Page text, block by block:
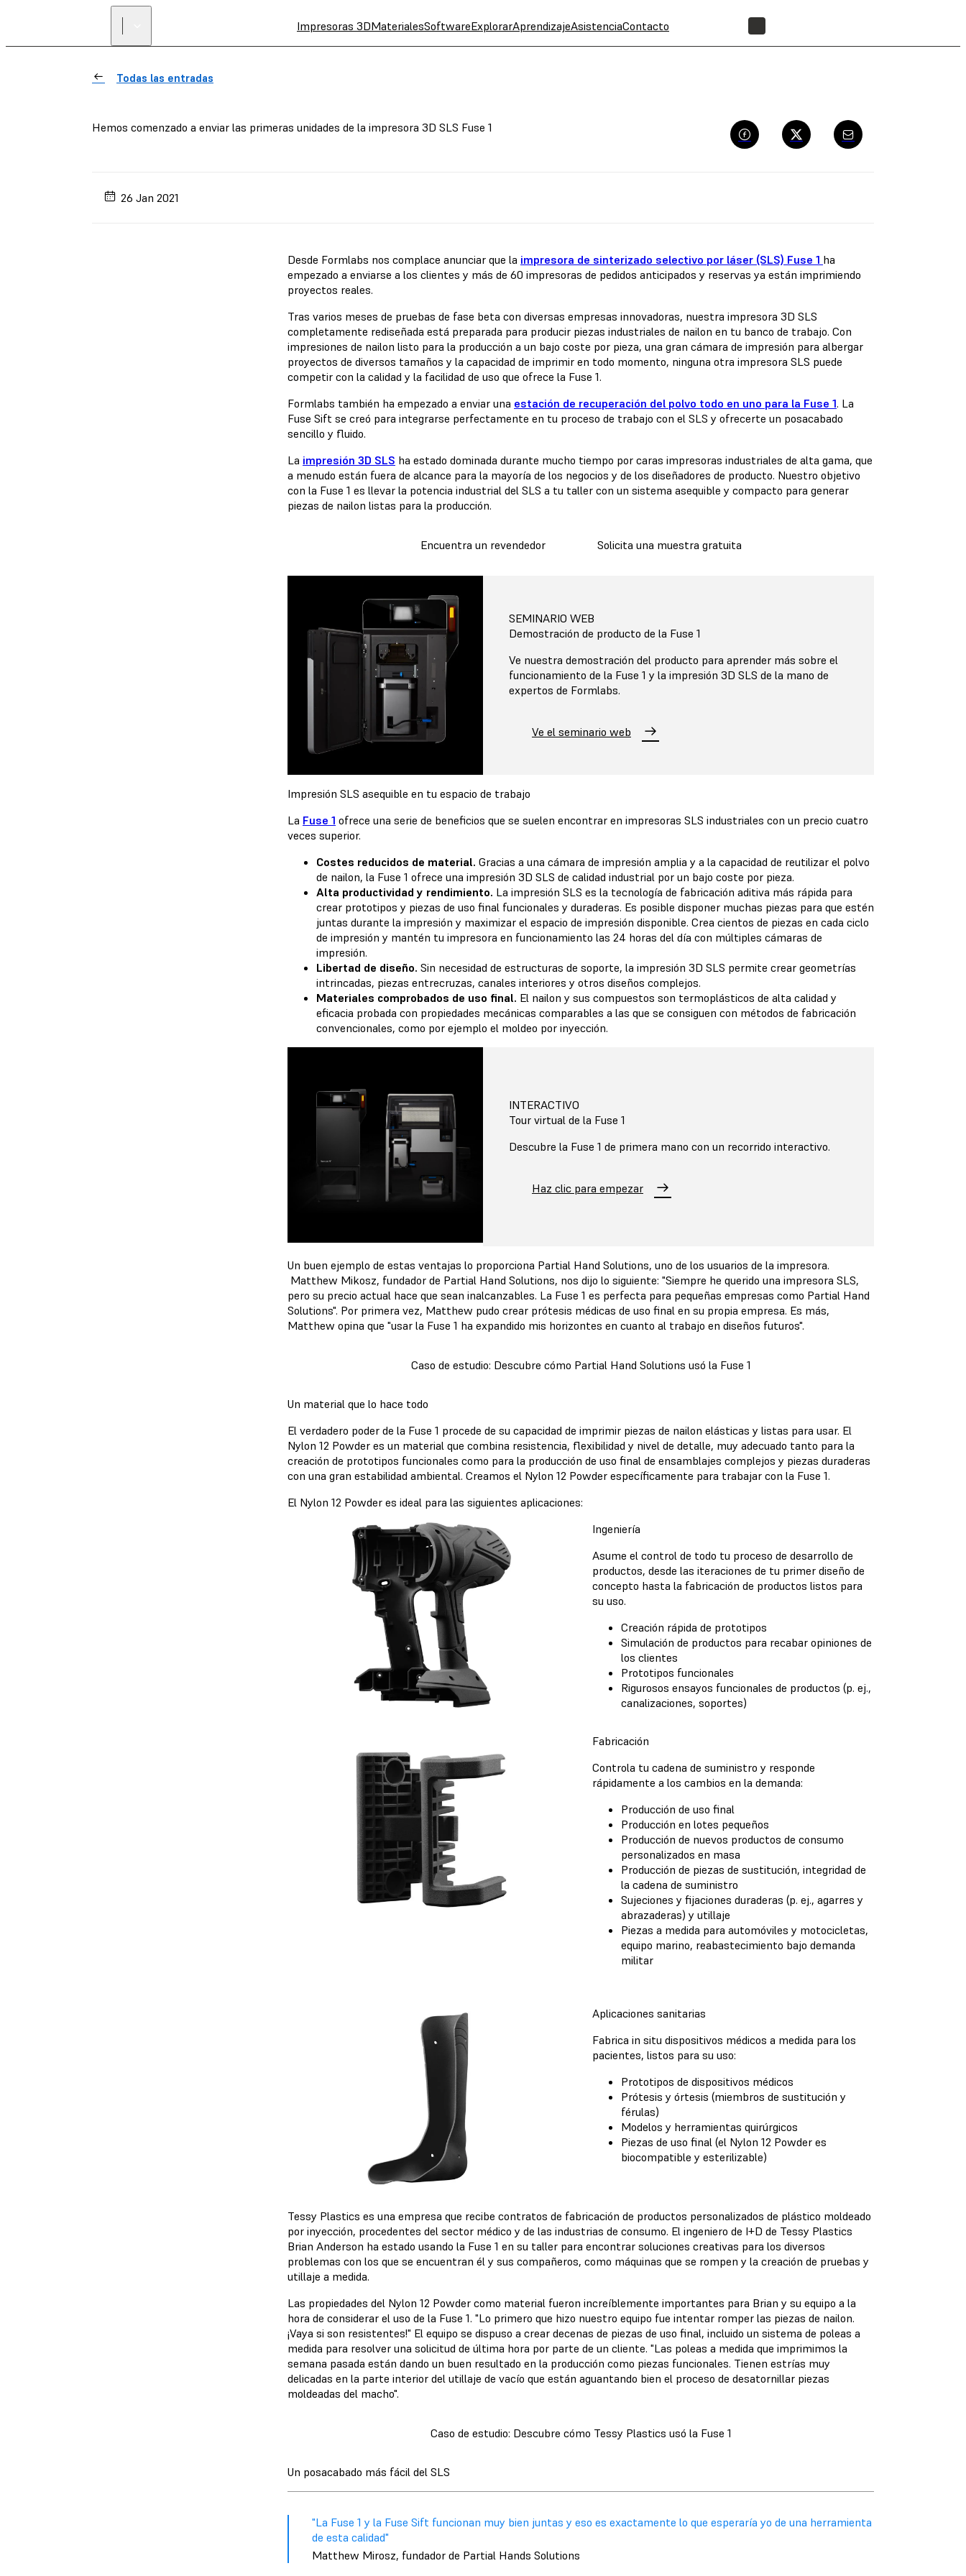
Impresoras 3DMaterialesSoftwareExplorarAprendizajeAsistenciaContacto
Todas las entradas
Hemos comenzado a enviar las primeras unidades de la impresora 3D SLS Fuse 1
26 Jan 2021
Desde Formlabs nos complace anunciar que la impresora de sinterizado selectivo por láser (SLS) Fuse 1 ha
empezado a enviarse a los clientes y más de 60 impresoras de pedidos anticipados y reservas ya están imprimiendo
proyectos reales.
Tras varios meses de pruebas de fase beta con diversas empresas innovadoras, nuestra impresora 3D SLS
completamente rediseñada está preparada para producir piezas industriales de nailon en tu banco de trabajo. Con
impresiones de nailon listo para la producción a un bajo coste por pieza, una gran cámara de impresión para albergar
proyectos de diversos tamaños y la capacidad de imprimir en todo momento, ninguna otra impresora SLS puede
competir con la calidad y la facilidad de uso que ofrece la Fuse 1.
Formlabs también ha empezado a enviar una estación de recuperación del polvo todo en uno para la Fuse 1. La
Fuse Sift se creó para integrarse perfectamente en tu proceso de trabajo con el SLS y ofrecerte un posacabado
sencillo y fluido.
La impresión 3D SLS ha estado dominada durante mucho tiempo por caras impresoras industriales de alta gama, que
a menudo están fuera de alcance para la mayoría de los negocios y de los diseñadores de producto. Nuestro objetivo
con la Fuse 1 es llevar la potencia industrial del SLS a tu taller con un sistema asequible y compacto para generar
piezas de nailon listas para la producción.
Encuentra un revendedor Solicita una muestra gratuita
SEMINARIO WEB
Demostración de producto de la Fuse 1
Ve nuestra demostración del producto para aprender más sobre el
funcionamiento de la Fuse 1 y la impresión 3D SLS de la mano de
expertos de Formlabs.
Ve el seminario web
Impresión SLS asequible en tu espacio de trabajo
La Fuse 1 ofrece una serie de beneficios que se suelen encontrar en impresoras SLS industriales con un precio cuatro
veces superior.
Costes reducidos de material. Gracias a una cámara de impresión amplia y a la capacidad de reutilizar el polvo
de nailon, la Fuse 1 ofrece una impresión 3D SLS de calidad industrial por un bajo coste por pieza.
Alta productividad y rendimiento. La impresión SLS es la tecnología de fabricación aditiva más rápida para
crear prototipos y piezas de uso final funcionales y duraderas. Es posible disponer muchas piezas para que estén
juntas durante la impresión y maximizar el espacio de impresión disponible. Crea cientos de piezas en cada ciclo
de impresión y mantén tu impresora en funcionamiento las 24 horas del día con múltiples cámaras de
impresión.
Libertad de diseño. Sin necesidad de estructuras de soporte, la impresión 3D SLS permite crear geometrías
intrincadas, piezas entrecruzas, canales interiores y otros diseños complejos.
Materiales comprobados de uso final. El nailon y sus compuestos son termoplásticos de alta calidad y
eficacia probada con propiedades mecánicas comparables a las que se consiguen con métodos de fabricación
convencionales, como por ejemplo el moldeo por inyección.
INTERACTIVO
Tour virtual de la Fuse 1
Descubre la Fuse 1 de primera mano con un recorrido interactivo.
Haz clic para empezar
Un buen ejemplo de estas ventajas lo proporciona Partial Hand Solutions, uno de los usuarios de la impresora.
Matthew Mikosz, fundador de Partial Hand Solutions, nos dijo lo siguiente: "Siempre he querido una impresora SLS,
pero su precio actual hace que sean inalcanzables. La Fuse 1 es perfecta para pequeñas empresas como Partial Hand
Solutions". Por primera vez, Matthew pudo crear prótesis médicas de uso final en su propia empresa. Es más,
Matthew opina que "usar la Fuse 1 ha expandido mis horizontes en cuanto al trabajo en diseños futuros".
Caso de estudio: Descubre cómo Partial Hand Solutions usó la Fuse 1
Un material que lo hace todo
El verdadero poder de la Fuse 1 procede de su capacidad de imprimir piezas de nailon elásticas y listas para usar. El
Nylon 12 Powder es un material que combina resistencia, flexibilidad y nivel de detalle, muy adecuado tanto para la
creación de prototipos funcionales como para la producción de uso final de ensamblajes complejos y piezas duraderas
con una gran estabilidad ambiental. Creamos el Nylon 12 Powder específicamente para trabajar con la Fuse 1.
El Nylon 12 Powder es ideal para las siguientes aplicaciones:
Ingeniería
Asume el control de todo tu proceso de desarrollo de
productos, desde las iteraciones de tu primer diseño de
concepto hasta la fabricación de productos listos para
su uso.
Creación rápida de prototipos
Simulación de productos para recabar opiniones de
los clientes
Prototipos funcionales
Rigurosos ensayos funcionales de productos (p. ej.,
canalizaciones, soportes)
Fabricación
Controla tu cadena de suministro y responde
rápidamente a los cambios en la demanda:
Producción de uso final
Producción en lotes pequeños
Producción de nuevos productos de consumo
personalizados en masa
Producción de piezas de sustitución, integridad de
la cadena de suministro
Sujeciones y fijaciones duraderas (p. ej., agarres y
abrazaderas) y utillaje
Piezas a medida para automóviles y motocicletas,
equipo marino, reabastecimiento bajo demanda
militar
Aplicaciones sanitarias
Fabrica in situ dispositivos médicos a medida para los
pacientes, listos para su uso:
Prototipos de dispositivos médicos
Prótesis y órtesis (miembros de sustitución y
férulas)
Modelos y herramientas quirúrgicos
Piezas de uso final (el Nylon 12 Powder es
biocompatible y esterilizable)
Tessy Plastics es una empresa que recibe contratos de fabricación de productos personalizados de plástico moldeado
por inyección, procedentes del sector médico y de las industrias de consumo. El ingeniero de I+D de Tessy Plastics
Brian Anderson ha estado usando la Fuse 1 en su taller para encontrar soluciones creativas para los diversos
problemas con los que se encuentran él y sus compañeros, como máquinas que se rompen y la creación de pruebas y
utillaje a medida.
Las propiedades del Nylon 12 Powder como material fueron increíblemente importantes para Brian y su equipo a la
hora de considerar el uso de la Fuse 1. "Lo primero que hizo nuestro equipo fue intentar romper las piezas de nailon.
¡Vaya si son resistentes!" El equipo se dispuso a crear decenas de piezas de uso final, incluido un sistema de poleas a
medida para resolver una solicitud de última hora por parte de un cliente. "Las poleas a medida que imprimimos la
semana pasada están dando un buen resultado en la producción como piezas funcionales. Tienen estrías muy
delicadas en la parte interior del utillaje de vacío que están aguantando bien el proceso de desatornillar piezas
moldeadas del macho".
Caso de estudio: Descubre cómo Tessy Plastics usó la Fuse 1
Un posacabado más fácil del SLS
"La Fuse 1 y la Fuse Sift funcionan muy bien juntas y eso es exactamente lo que esperaría yo de una herramienta
de esta calidad"
Matthew Mirosz, fundador de Partial Hands Solutions